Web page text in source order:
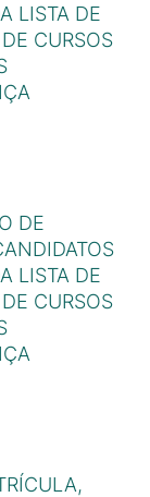
LISTA DE
CURSOS
DE
LISTA DE
CURSOS